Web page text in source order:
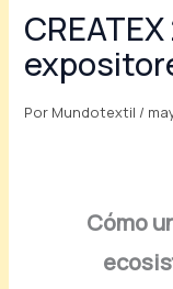
Por Mundotextil /
Cómo